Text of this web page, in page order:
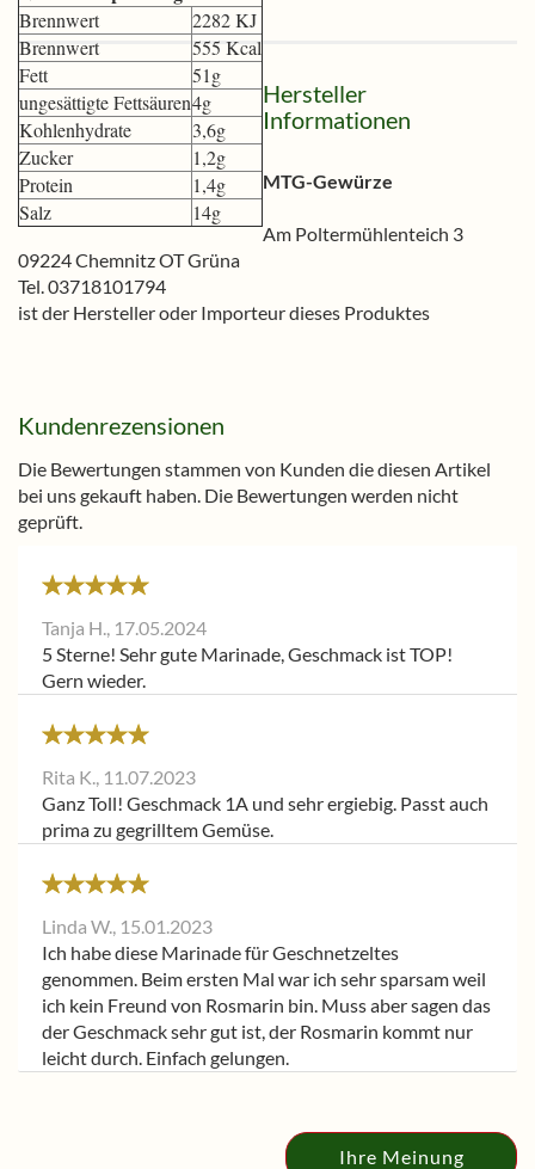
Brennwert
2282 KJ
Brennwert
555 Kcal
Fett
51g
ungesättigte Fettsäuren4g
Kohlenhydrate
3,6g
Zucker
1,2g
Protein
1,4g
Salz
14g
Hersteller
Informationen
MTG-Gewürze
Am Poltermühlenteich 3
09224 Chemnitz OT Grüna
Tel. 03718101794
ist der Hersteller oder Importeur dieses Produktes
Kundenrezensionen
Die Bewertungen stammen von Kunden die diesen Artikel
bei uns gekauft haben. Die Bewertungen werden nicht
geprüft.
Tanja H., 17.05.2024
5 Sterne! Sehr gute Marinade, Geschmack ist TOP!
Gern wieder.
Rita K., 11.07.2023
Ganz Toll! Geschmack 1A und sehr ergiebig. Passt auch
prima zu gegrilltem Gemüse.
Linda W., 15.01.2023
Ich habe diese Marinade für Geschnetzeltes
genommen. Beim ersten Mal war ich sehr sparsam weil
ich kein Freund von Rosmarin bin. Muss aber sagen das
der Geschmack sehr gut ist, der Rosmarin kommt nur
leicht durch. Einfach gelungen.
Ihre Meinung